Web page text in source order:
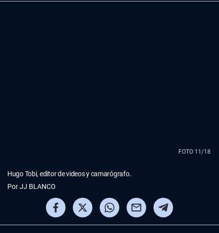
FOTO 11/18
PorJJ BLANCO
Hugo Tobi, editor de videos y camarógrafo.